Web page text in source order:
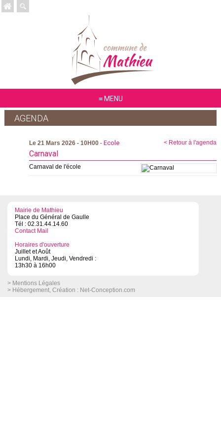
MENU
AGENDA
< Retour à l'agenda
Le 21 Mars 2026 - 10H00- Ecole
Carnaval
Carnaval de l'école
Mairie de Mathieu
Place du Général de Gaulle
Tél : 02.31.44.14.60
Contact Mail
Horaires d'ouverture
Juillet et Août
Lundi, Mardi, Jeudi, Vendredi :
13h30 à 16h00
> Mentions Légales
> Hébergement, Création : Net-Conception.com